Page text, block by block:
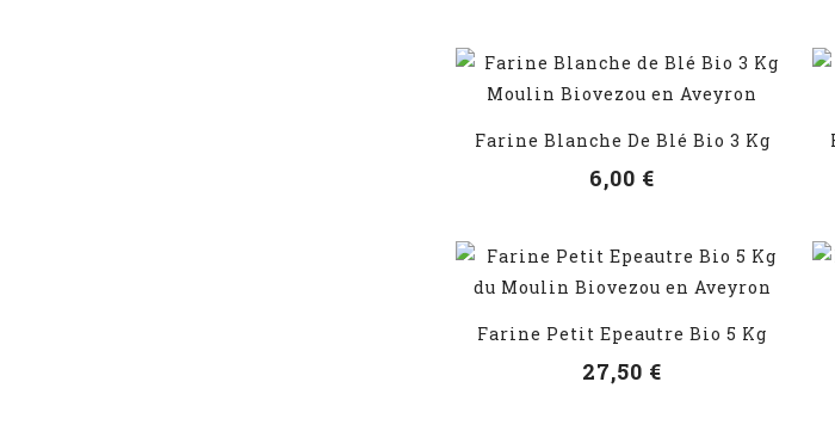
VOIR LES DÉTAILS
Farine Blanche De Blé Bio 3 Kg
6,00 €
VOIR LES DÉTAILS
Farine Petit Epeautre Bio 5 Kg
27,50 €